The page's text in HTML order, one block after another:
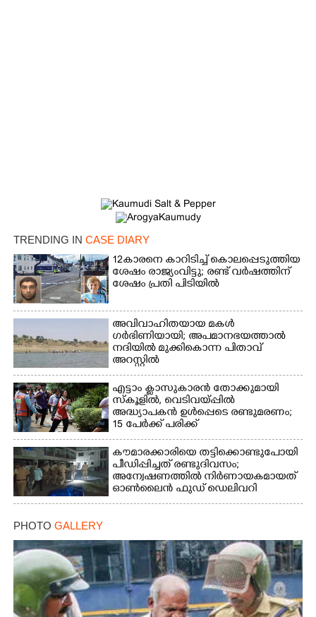
TRENDING IN CASE DIARY
12കാരനെ കാറിടിച്ച് കൊലപ്പെടുത്തിയ
ശേഷം രാജ്യംവിട്ടു; രണ്ട് വർഷത്തിന്
ശേഷം പ്രതി പിടിയിൽ
അവിവാഹിതയായ മകൾ
ഗർഭിണിയായി; അപമാനഭയത്താൽ
നദിയിൽ മുക്കികൊന്ന പിതാവ്
അറസ്റ്റിൽ
എട്ടാം ക്ളാസുകാരൻ തോക്കുമായി
സ്കൂളിൽ, വെടിവയ്പ്പിൽ
അദ്ധ്യാപകൻ ഉൾപ്പെടെ രണ്ടുമരണം;
15 പേർക്ക് പരിക്ക്
കൗമാരക്കാരിയെ തട്ടിക്കൊണ്ടുപോയി
പീഡിപ്പിച്ചത് രണ്ടുദിവസം;
അന്വേഷണത്തിൽ നിർണായകമായത്
ഓൺലൈൻ ഫുഡ് ഡെലിവറി
PHOTO GALLERY